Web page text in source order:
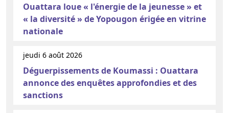
Ouattara loue « l'énergie de la jeunesse » et
« la diversité » de Yopougon érigée en vitrine
nationale
jeudi 6 août 2026
Déguerpissements de Koumassi : Ouattara
annonce des enquêtes approfondies et des
sanctions